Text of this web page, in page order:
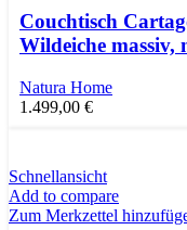
Couchtisch
Wildeiche massiv,
Natura Home
1.499,00 €
Schnellansicht
Add to compare
Zum Merkzettel